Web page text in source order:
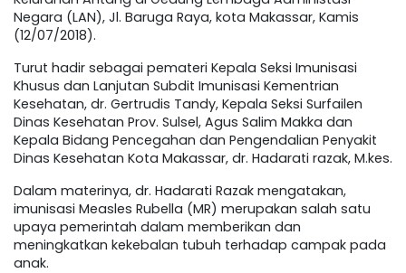
Negara (LAN), Jl. Baruga Raya, kota Makassar, Kamis
(12/07/2018).
Turut hadir sebagai pemateri Kepala Seksi Imunisasi
Khusus dan Lanjutan Subdit Imunisasi Kementrian
Kesehatan, dr. Gertrudis Tandy, Kepala Seksi Surfailen
Dinas Kesehatan Prov. Sulsel, Agus Salim Makka dan
Kepala Bidang Pencegahan dan Pengendalian Penyakit
Dinas Kesehatan Kota Makassar, dr. Hadarati razak, M.kes.
Dalam materinya, dr. Hadarati Razak mengatakan,
imunisasi Measles Rubella (MR) merupakan salah satu
upaya pemerintah dalam memberikan dan
meningkatkan kekebalan tubuh terhadap campak pada
anak.